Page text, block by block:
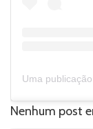
Nenhum post